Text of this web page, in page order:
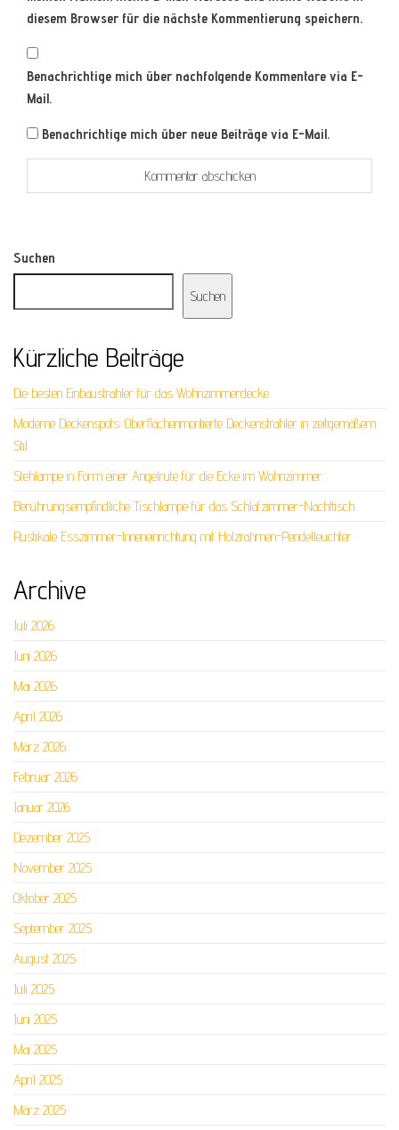
diesem Browser für die nächste Kommentierung speichern.
Benachrichtige mich über nachfolgende Kommentare via E-
Mail.
Benachrichtige mich über neue Beiträge via E-Mail.
Suchen
Suchen
Kürzliche Beiträge
Die besten Einbaustrahler für das Wohnzimmerdecke
Moderne Deckenspots: Oberflächenmontierte Deckenstrahler in zeitgemäßem
Stil
Stehlampe in Form einer Angelrute für die Ecke im Wohnzimmer
Berührungsempfindliche Tischlampe für das Schlafzimmer-Nachttisch
Rustikale Esszimmer-Inneneinrichtung mit Holzrahmen-Pendelleuchter
Archive
Juli 2026
Juni 2026
Mai 2026
April 2026
März 2026
Februar 2026
Januar 2026
Dezember 2025
November 2025
Oktober 2025
September 2025
August 2025
Juli 2025
Juni 2025
Mai 2025
April 2025
März 2025